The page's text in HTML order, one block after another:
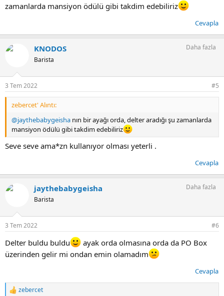
zamanlarda mansiyon ödülü gibi takdim edebiliriz
Cevapla
KNODOS
Barista
Daha fazla
3 Tem 2022 #5
zebercet' Alıntı:
@jaythebabygeisha nın bir ayağı orda, delter aradığı şu zamanlarda
mansiyon ödülü gibi takdim edebiliriz
Seve seve ama*zn kullanıyor olması yeterli .
Cevapla
jaythebabygeisha
Barista
Daha fazla
3 Tem 2022 #6
Delter buldu buldu
ayak orda olmasına orda da PO Box
üzerinden gelir mi ondan emin olamadım
Cevapla
T
zebercet